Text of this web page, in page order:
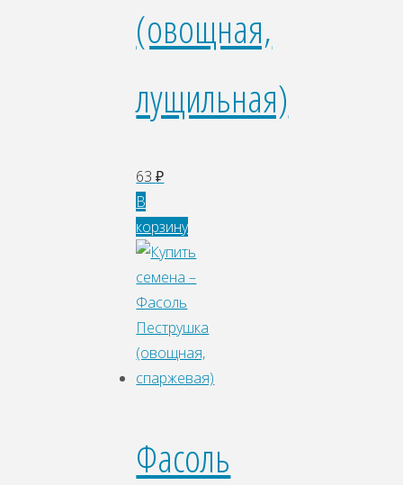
(овощная,
лущильная)
63₽
В
корзину
Фасоль